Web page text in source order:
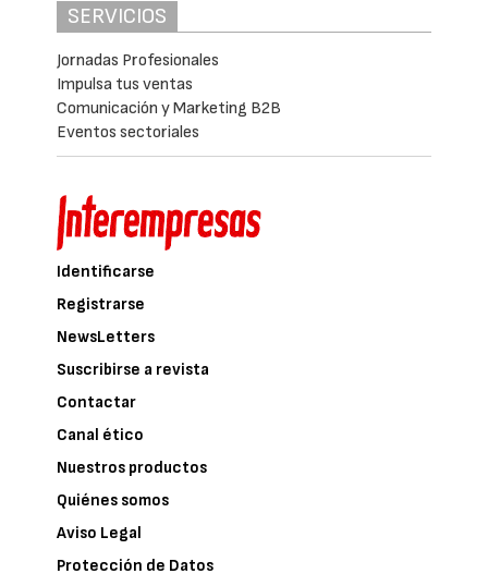
SERVICIOS
Jornadas Profesionales
Impulsa tus ventas
Comunicación y Marketing B2B
Eventos sectoriales
Identificarse
Registrarse
NewsLetters
Suscribirse a revista
Contactar
Canal ético
Nuestros productos
Quiénes somos
Aviso Legal
Protección de Datos